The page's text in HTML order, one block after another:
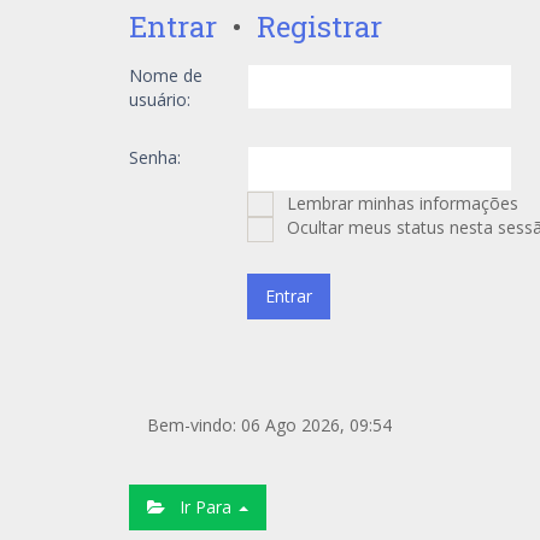
Entrar • Registrar
Nome de
usuário:
Senha:
Lembrar minhas informações
Ocultar meus status nesta
Bem-vindo: 06 Ago 2026, 09:54
Ir Para